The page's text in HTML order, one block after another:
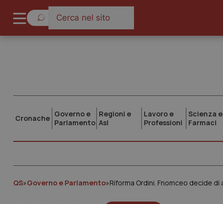
Cronache Governo e
Parlamento
Regioni e
Asl
Lavoro e
Professioni
Scienza e
Farmaci
QS»Governo e Parlamento»